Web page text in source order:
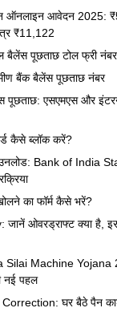
ऑनलाइन आवेदन 2025:
₹11,122
बैलेंस पूछताछ टोल फ्री नंबर
बैंक बैलेंस पूछताछ नंबर
पूछताछ: एसएमएस और
कैसे ब्लॉक करें?
Bank of India
का फॉर्म कैसे भरें?
ओवरड्राफ्ट क्या है,
Silai Machine Yojana
नई पहल
घर बैठे पैन